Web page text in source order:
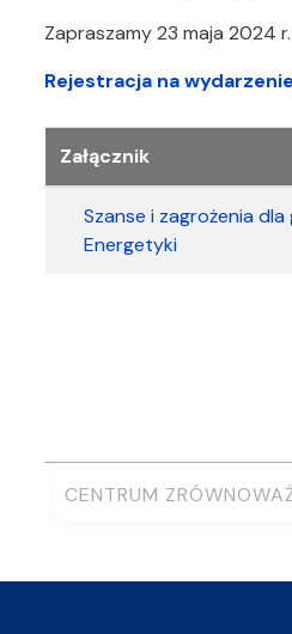
Zapraszamy 23 maja 2024
Rejestracja na
Załączniki
Załącznik
Szanse i zagrożenia
Energetyki
CENTRUM